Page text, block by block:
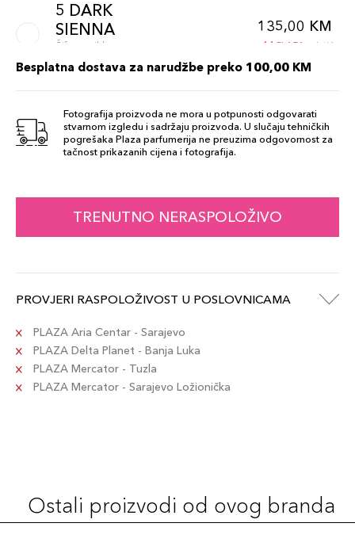
5 DARK
SIENNA
Šifra artikla
3614274068108
135,00 KM
+14 PLAZA cvjetića
4 WARM
SANDALWOOD
Šifra artikla
3614274068092
135,00 KM
+14 PLAZA cvjetića
Besplatna dostava za narudžbe preko 100,00 KM
Fotografija proizvoda ne mora u potpunosti odgovarati
stvarnom izgledu i sadržaju proizvoda. U slučaju tehničkih
pogrešaka Plaza parfumerija ne preuzima odgovornost za
tačnost prikazanih cijena i fotografija.
TRENUTNO NERASPOLOŽIVO
PROVJERI RASPOLOŽIVOST U POSLOVNICAMA
PLAZA Aria Centar - Sarajevo
PLAZA Delta Planet - Banja Luka
PLAZA Mercator - Tuzla
PLAZA Mercator - Sarajevo Ložionička
Ostali proizvodi od ovog branda